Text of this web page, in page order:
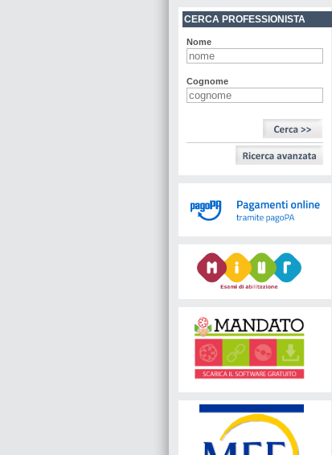
CERCA PROFESSIONISTA
Nome
Cognome